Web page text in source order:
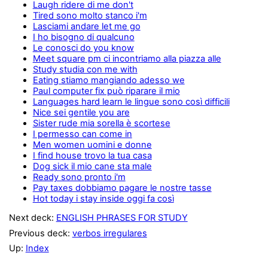
Laugh ridere di me don't
Tired sono molto stanco i'm
Lasciami andare let me go
I ho bisogno di qualcuno
Le conosci do you know
Meet square pm ci incontriamo alla piazza alle
Study studia con me with
Eating stiamo mangiando adesso we
Paul computer fix può riparare il mio
Languages hard learn le lingue sono così difficili
Nice sei gentile you are
Sister rude mia sorella è scortese
I permesso can come in
Men women uomini e donne
I find house trovo la tua casa
Dog sick il mio cane sta male
Ready sono pronto i'm
Pay taxes dobbiamo pagare le nostre tasse
Hot today i stay inside oggi fa così
Next deck: ENGLISH PHRASES FOR STUDY
Previous deck: verbos irregulares
Up: Index